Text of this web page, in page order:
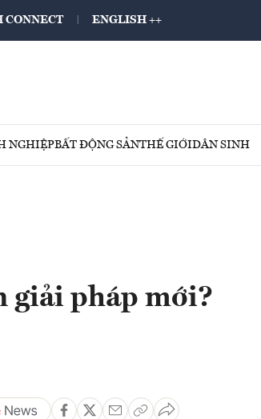
CONNECT ENGLISH ++
NGHIỆPBẤT ĐỘNG SẢNTHẾ GIỚIDÂN SINH
giải pháp mới?